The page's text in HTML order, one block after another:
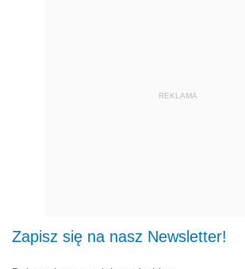
REKLAMA
Zapisz się na nasz Newsletter!